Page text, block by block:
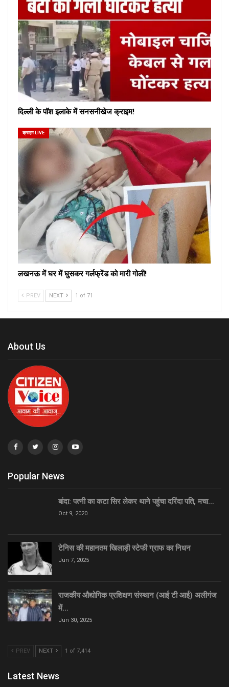
दिल्ली के पॉश इलाके में सनसनीखेज क्राइम!
क्राइम LIVE
लखनऊ में घर में घुसकर गर्लफ्रेंड को मारी गोली!
PREV NEXT 1 of 71
About Us
Popular News
बांदा: पत्नी का कटा सिर लेकर थाने पहुंचा दरिंदा पति, मचा…
Oct 9, 2020
टेनिस की महानतम खिलाड़ी स्टेफी ग्राफ का निधन
Jun 7, 2025
राजकीय औद्योगिक प्रशिक्षण संस्थान (आई टी आई) अलीगंज
में…
Jun 30, 2025
PREV NEXT 1 of 7,414
Latest News